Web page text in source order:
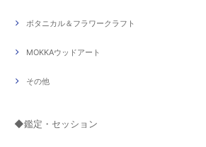
ボタニカル＆フラワークラフト
MOKKAウッドアート
その他
◆鑑定・セッション